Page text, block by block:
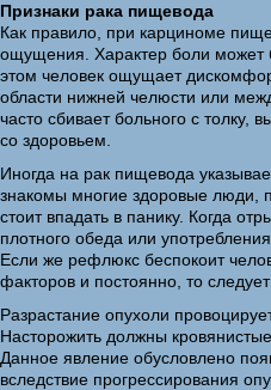
Признаки рака пищевода
Как правило, при карциноме
ощущения. Характер боли может
этом человек ощущает
области нижней челюсти или
часто сбивает больного с толку,
со здоровьем.
Иногда на рак пищевода
знакомы многие здоровые люди,
стоит впадать в панику. Когда
плотного обеда или
Если же рефлюкс беспокоит
факторов и постоянно, то следует
Разрастание опухоли
Насторожить должны
Данное явление обусловлено
вследствие прогрессирования